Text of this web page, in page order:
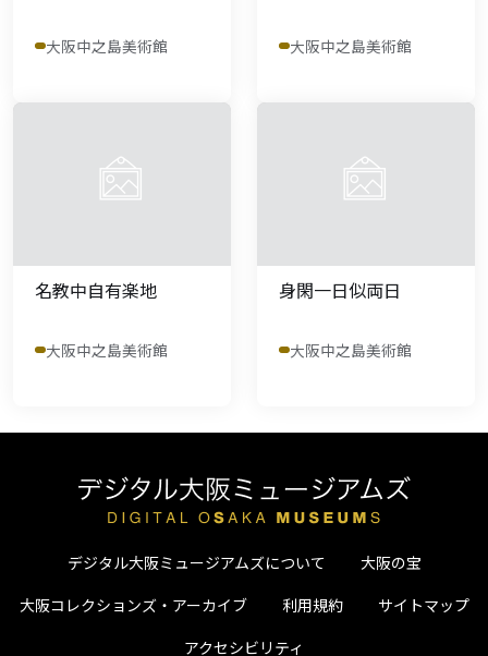
大阪中之島美術館 大阪中之島美術館
名教中自有楽地
大阪中之島美術館
身閑一日似両日
大阪中之島美術館
デジタル大阪ミュージアムズについて
大阪の宝
大阪コレクションズ・アーカイブ
利用規約
サイトマップ
アクセシビリティ